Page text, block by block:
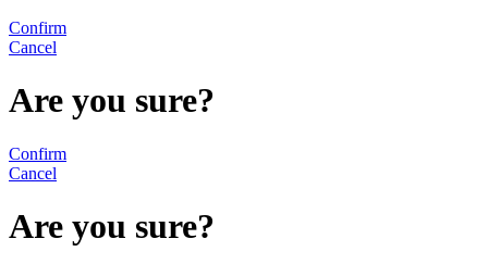
Confirm
Cancel
Are you sure?
Confirm
Cancel
Are you sure?